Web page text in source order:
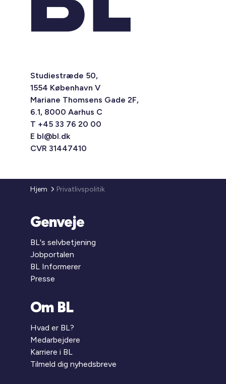
Studiestræde 50,
1554 København V
Mariane Thomsens Gade 2F,
6.1, 8000 Aarhus C
T +45 33 76 20 00
E bl@bl.dk
CVR 31447410
Hjem Privatlivspolitik
Genveje
BL's selvbetjening
Jobportalen
BL Informerer
Presse
Om BL
Hvad er BL?
Medarbejdere
Karriere i BL
Tilmeld dig nyhedsbreve